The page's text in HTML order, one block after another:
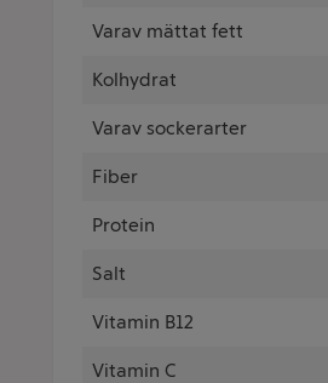
Varav mättat fett
Kolhydrat
Varav sockerarter
Fiber
Protein
Salt
Vitamin B12
Vitamin C